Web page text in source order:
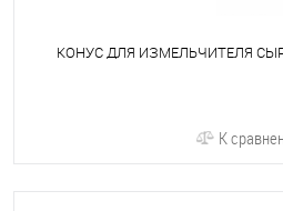
КОНУС ДЛЯ ИЗМЕЛЬЧИТЕЛЯ СЫРА
К